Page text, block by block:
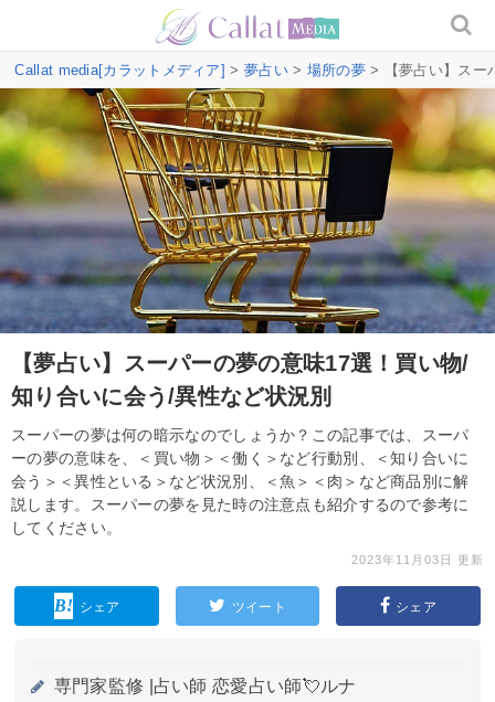
Callat media[カラットメディア] > 夢占い> 場所の夢> 【夢占い】スー
【夢占い】スーパーの夢の意味17選！買い物/
知り合いに会う/異性など状況別
スーパーの夢は何の暗示なのでしょうか？この記事では、スーパ
ーの夢の意味を、＜買い物＞＜働く＞など行動別、＜知り合いに
会う＞＜異性といる＞など状況別、＜魚＞＜肉＞など商品別に解
説します。スーパーの夢を見た時の注意点も紹介するので参考に
してください。
2023年11月03日 更新
シェア ツイート シェア
専門家監修 | 占い師 恋愛占い師💘ルナ